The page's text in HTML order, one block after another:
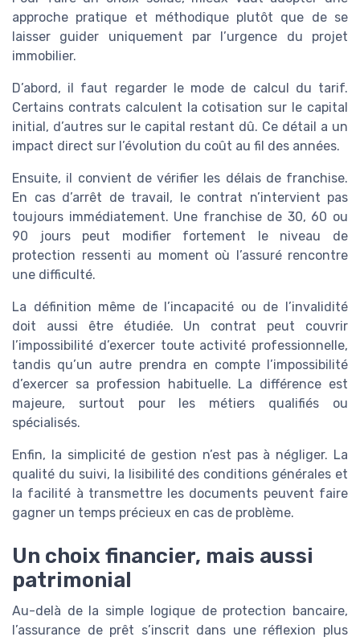
approche pratique et méthodique plutôt que de se
laisser guider uniquement par l’urgence du projet
immobilier.
D’abord, il faut regarder le mode de calcul du tarif.
Certains contrats calculent la cotisation sur le capital
initial, d’autres sur le capital restant dû. Ce détail a un
impact direct sur l’évolution du coût au fil des années.
Ensuite, il convient de vérifier les délais de franchise.
En cas d’arrêt de travail, le contrat n’intervient pas
toujours immédiatement. Une franchise de 30, 60 ou
90 jours peut modifier fortement le niveau de
protection ressenti au moment où l’assuré rencontre
une difficulté.
La définition même de l’incapacité ou de l’invalidité
doit aussi être étudiée. Un contrat peut couvrir
l’impossibilité d’exercer toute activité professionnelle,
tandis qu’un autre prendra en compte l’impossibilité
d’exercer sa profession habituelle. La différence est
majeure, surtout pour les métiers qualifiés ou
spécialisés.
Enfin, la simplicité de gestion n’est pas à négliger. La
qualité du suivi, la lisibilité des conditions générales et
la facilité à transmettre les documents peuvent faire
gagner un temps précieux en cas de problème.
Un choix financier, mais aussi
patrimonial
Au-delà de la simple logique de protection bancaire,
l’assurance de prêt s’inscrit dans une réflexion plus